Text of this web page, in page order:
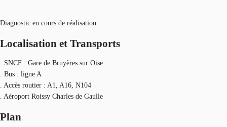
Diagnostic en cours de réalisation
Localisation et Transports
. SNCF : Gare de Bruyères sur Oise
. Bus : ligne A
. Accès routier : A1, A16, N104
. Aéroport Roissy Charles de Gaulle
Plan